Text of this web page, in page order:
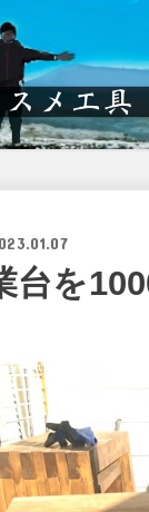
台を